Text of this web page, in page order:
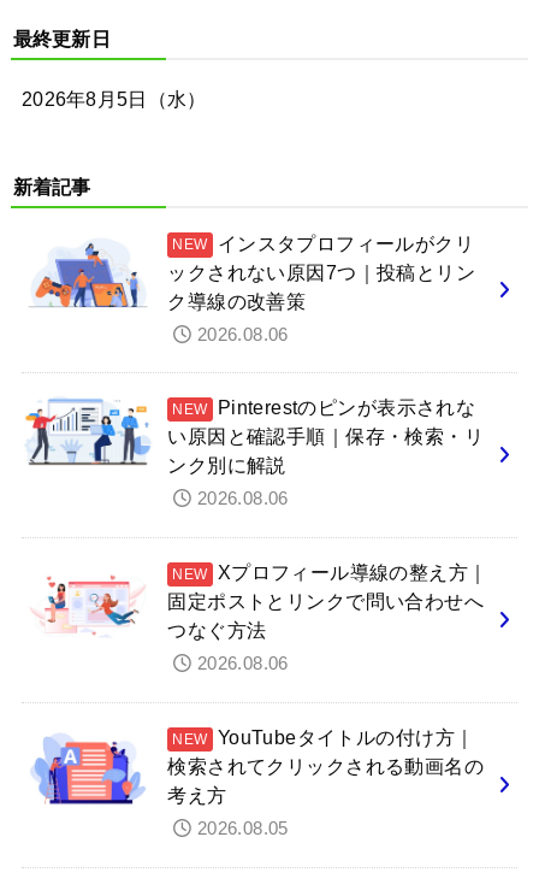
最終更新日
2026年8月5日（水）
新着記事
インスタプロフィールがクリ
ックされない原因7つ｜投稿とリン
ク導線の改善策
2026.08.06
Pinterestのピンが表示されな
い原因と確認手順｜保存・検索・リ
ンク別に解説
2026.08.06
Xプロフィール導線の整え方｜
固定ポストとリンクで問い合わせへ
つなぐ方法
2026.08.06
YouTubeタイトルの付け方｜
検索されてクリックされる動画名の
考え方
2026.08.05